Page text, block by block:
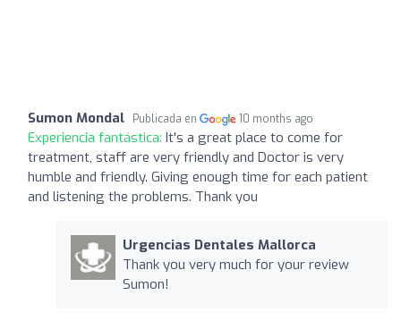
Sumon Mondal Publicada en 10 months ago
Experiencia fantástica: It's a great place to come for
treatment, staff are very friendly and Doctor is very
humble and friendly. Giving enough time for each patient
and listening the problems. Thank you
Urgencias Dentales Mallorca
Thank you very much for your review
Sumon!